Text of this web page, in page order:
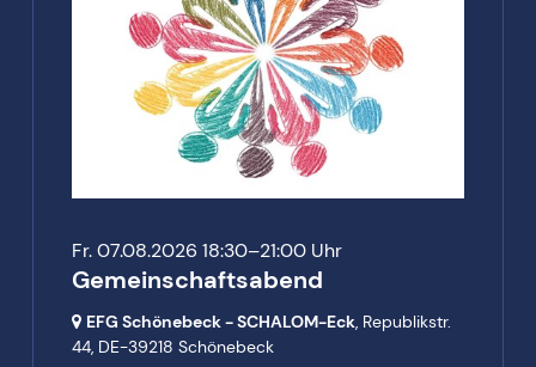
Fr. 07.08.2026 18:30–21:00 Uhr
Gemeinschaftsabend
EFG Schönebeck - SCHALOM-Eck , Republikstr.
44, DE-39218 Schönebeck